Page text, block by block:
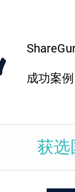
成功案例
获选